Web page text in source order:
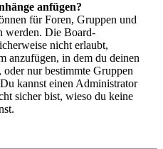
anfügen?
für Foren, Gruppen und
werden. Die Board-
nicht erlaubt,
anzufügen, in dem du deinen
nur bestimmte Gruppen
kannst einen Administrator
sicher bist, wieso du keine